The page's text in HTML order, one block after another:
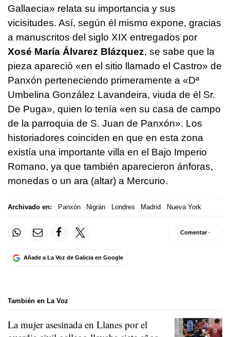
Gallaecia» relata su importancia y sus
vicisitudes. Así, según él mismo expone, gracias
a manuscritos del siglo XIX entregados por
Xosé María Álvarez Blázquez, se sabe que la
pieza apareció «en el sitio llamado el Castro» de
Panxón perteneciendo primeramente a «Dª
Umbelina González Lavandeira, viuda de él Sr.
De Puga», quien lo tenía «en su casa de campo
de la parroquia de S. Juan de Panxón». Los
historiadores coinciden en que en esta zona
existía una importante villa en el Bajo Imperio
Romano, ya que también aparecieron ánforas,
monedas o un ara (altar) a Mercurio.
Archivado en: Panxón Nigrán Londres Madrid Nueva York
Añade a La Voz de Galicia en Google
Comentar ·
También en La Voz
La mujer asesinada en Llanes por el